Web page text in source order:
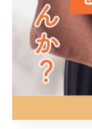
身体の状態を維
慣の見直しやホ
止をサポートし
リスクが下がり
ります。